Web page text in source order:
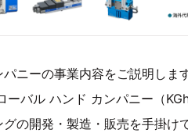
ニーの事業内容をご説明しま
ーバル ハンド カンパニー（
グの開発・製造・販売を手掛け